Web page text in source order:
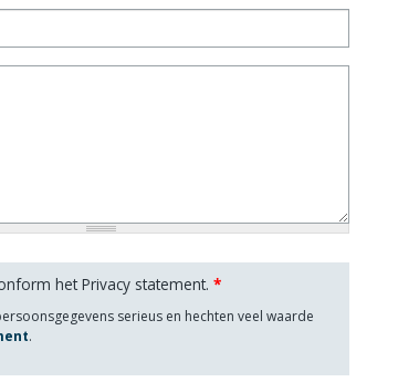
het Privacy statement. *
serieus en hechten veel waarde
.